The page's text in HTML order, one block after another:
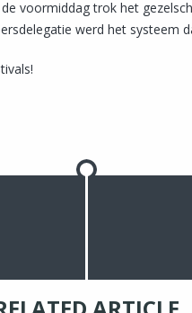
voormiddag trok het
werd het systeem